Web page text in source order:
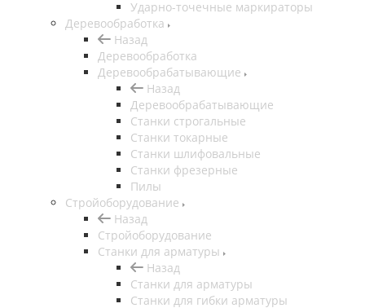
Ударно-точечные маркираторы
Деревообработка
Назад
Деревообработка
Деревообрабатывающие
Назад
Деревообрабатывающие
Станки строгальные
Станки токарные
Станки шлифовальные
Станки фрезерные
Пилы
Стройоборудование
Назад
Стройоборудование
Станки для арматуры
Назад
Станки для арматуры
Станки для гибки арматуры